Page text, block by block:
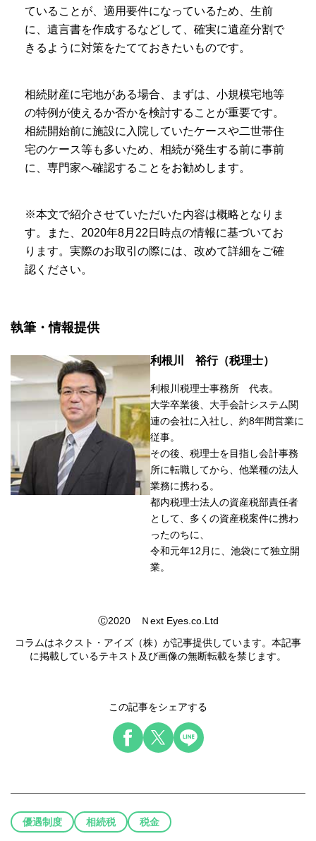
ていることが、適用要件になっているため、生前
に、遺言書を作成するなどして、確実に遺産分割で
きるように対策をたてておきたいものです。
相続財産に宅地がある場合、まずは、小規模宅地等
の特例が使えるか否かを検討することが重要です。
相続開始前に施設に入院していたケースや二世帯住
宅のケース等も多いため、相続が発生する前に事前
に、専門家へ確認することをお勧めします。
※本文で紹介させていただいた内容は概略となりま
す。また、2020年8月22日時点の情報に基づいてお
ります。実際のお取引の際には、改めて詳細をご確
認ください。
執筆・情報提供
利根川 裕行（税理士）
利根川税理士事務所 代表。
大学卒業後、大手会計システム関
連の会社に入社し、約8年間営業に
従事。
その後、税理士を目指し会計事務
所に転職してから、他業種の法人
業務に携わる。
都内税理士法人の資産税部責任者
として、多くの資産税案件に携わ
ったのちに、
令和元年12月に、池袋にて独立開
業。
Ⓒ2020 Ｎext Eyes.co.Ltd
コラムはネクスト・アイズ（株）が記事提供しています。本記事
に掲載しているテキスト及び画像の無断転載を禁じます。
この記事をシェアする
優遇制度 相続税 税金